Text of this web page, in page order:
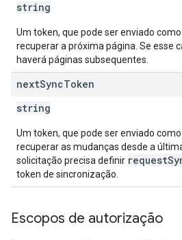
string
Um token, que pode ser enviado como
recuperar a próxima página. Se esse
haverá páginas subsequentes.
nextSyncToken
string
Um token, que pode ser enviado como
recuperar as mudanças desde a
solicitação precisa definir
token de sincronização.
Escopos de autorização